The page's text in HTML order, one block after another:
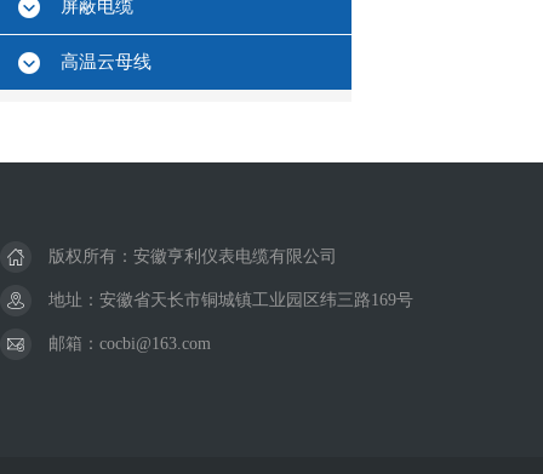
屏蔽电缆
高温云母线
版权所有：安徽亨利仪表电缆有限公司
地址：安徽省天长市铜城镇工业园区纬三路169号
邮箱：cocbi@163.com